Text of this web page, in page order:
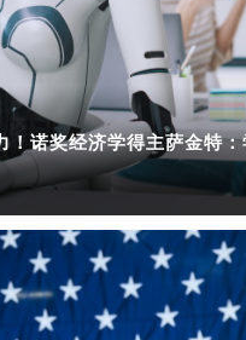
！诺奖经济学得主萨金特